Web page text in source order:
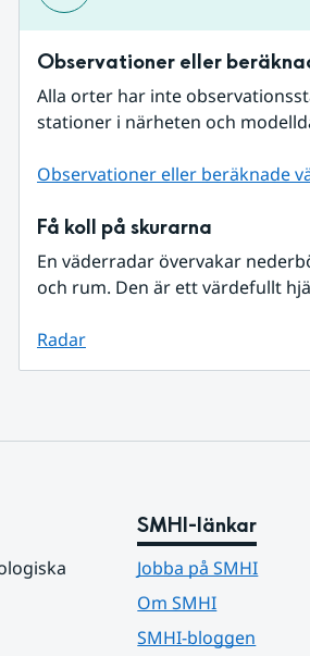
Observationer eller
Alla orter har inte
stationer i närheten och
Observationer eller beräknade
Få koll på skurarna
En väderradar övervakar
och rum. Den är ett värdefullt
Radar
SMHI-länkar
Jobba på SMHI
Om SMHI
SMHI-bloggen